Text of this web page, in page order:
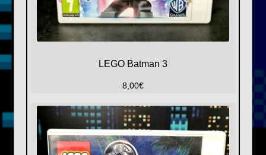
LEGO Batman 3
8,00€